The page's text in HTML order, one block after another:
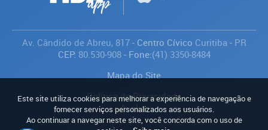
Av. Cândido de Abreu, 817- Centro Cívico Curitiba - PR
CEP: 80.530-908- Fone:(41) 3350-8484
Mapa do Site
Política de Privacidade
Avaliar
Este site utiliza cookies para melhorar a experiência de navegação e
fornecer serviços personalizados aos usuários.
Ao continuar a navegar neste site, você concorda com o uso de